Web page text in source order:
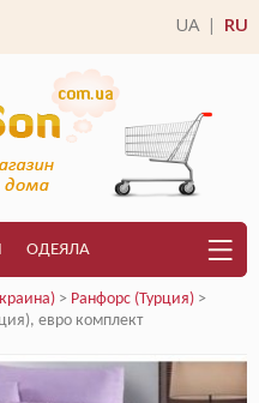
UA RU
ОДЕЯЛА
> Ранфорс (Турция) >
евро комплект